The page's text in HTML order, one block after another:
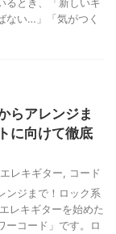
ない…」「気がつく
らアレンジま
に向けて徹底
エレキギター
コード
ンジまで！ロック系
レキギターを始めた
ーコード」です。ロ